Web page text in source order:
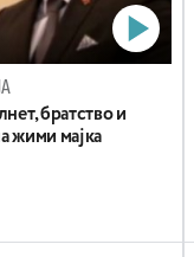
братство и
жими мајка